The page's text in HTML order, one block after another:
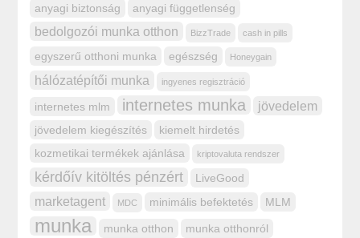
anyagi biztonság anyagi függetlenség
bedolgozói munka otthon BizzTrade cash in pills
egyszerű otthoni munka egészség Honeygain
hálózatépítői munka ingyenes regisztráció
internetes mlm internetes munka jövedelem
jövedelem kiegészítés
kiemelt hirdetés
kozmetikai termékek ajánlása
kriptovaluta rendszer
kérdőív kitöltés pénzért LiveGood
marketagent MDC minimális befektetés MLM
munka munka otthon munka otthonról